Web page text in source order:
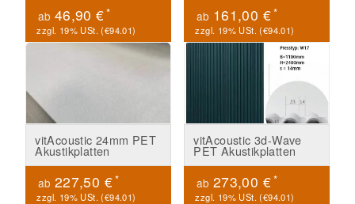
ab 46,90 €*
zzgl. 19% USt. (€94.01)
ab 161,00 €*
zzgl. 19% USt. (€94.01)
vitAcoustic 24mm PET
Akustikplatten
ab 227,50 €*
zzgl. 19% USt. (€94.01)
vitAcoustic 3d-Wave
PET Akustikplatten
ab 273,00 €*
zzgl. 19% USt. (€94.01)